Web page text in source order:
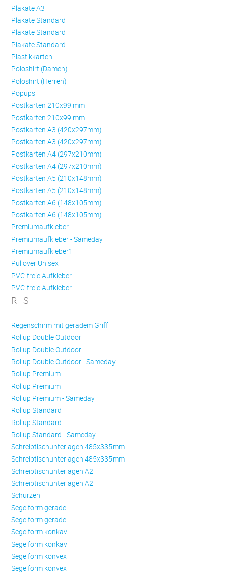
Plakate A3
Plakate Standard
Plakate Standard
Plakate Standard
Plastikkarten
Poloshirt (Damen)
Poloshirt (Herren)
Popups
Postkarten 210x99 mm
Postkarten 210x99 mm
Postkarten A3 (420x297mm)
Postkarten A3 (420x297mm)
Postkarten A4 (297x210mm)
Postkarten A4 (297x210mm)
Postkarten A5 (210x148mm)
Postkarten A5 (210x148mm)
Postkarten A6 (148x105mm)
Postkarten A6 (148x105mm)
Premiumaufkleber
Premiumaufkleber - Sameday
Premiumaufkleber1
Pullover Unisex
PVC-freie Aufkleber
PVC-freie Aufkleber
R - S
Regenschirm mit geradem Griff
Rollup Double Outdoor
Rollup Double Outdoor
Rollup Double Outdoor - Sameday
Rollup Premium
Rollup Premium
Rollup Premium - Sameday
Rollup Standard
Rollup Standard
Rollup Standard - Sameday
Schreibtischunterlagen 485x335mm
Schreibtischunterlagen 485x335mm
Schreibtischunterlagen A2
Schreibtischunterlagen A2
Schürzen
Se­gel­form ge­ra­de
Se­gel­form ge­ra­de
Se­gel­form konkav
Se­gel­form konkav
Se­gel­form konvex
Se­gel­form konvex